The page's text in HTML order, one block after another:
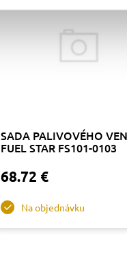
SADA PALIVOVÉHO
FUEL STAR FS101-0103
68.72 €
Na objednávku